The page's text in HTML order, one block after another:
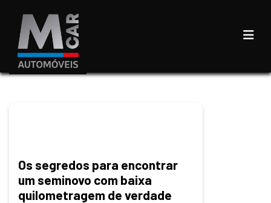
Os segredos para encontrar
um seminovo com baixa
quilometragem de verdade